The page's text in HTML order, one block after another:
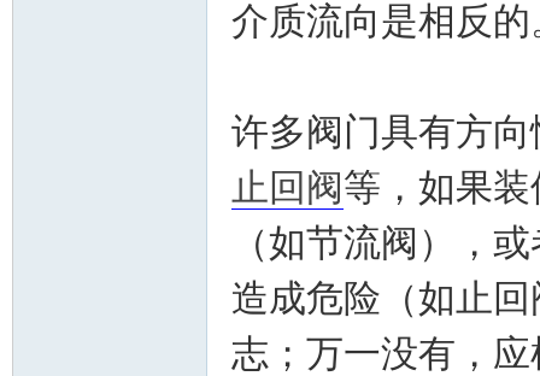
介质流向是相反的
许多阀门具有方
止回阀等，如果
（如节流阀），
造成危险（如止
志；万一没有，